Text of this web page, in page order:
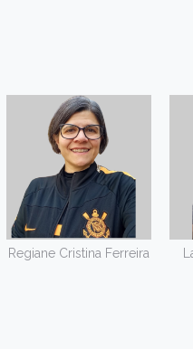
Regiane Cristina Ferreira